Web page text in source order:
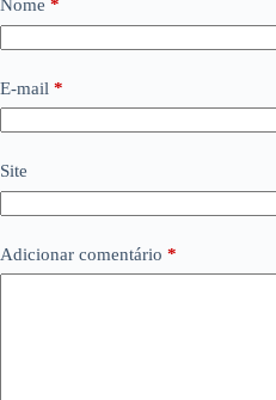
Nome *
E-mail *
Site
Adicionar comentário *